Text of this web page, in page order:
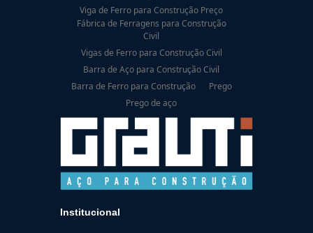
Viga de Ferro para Construção Preço
Fábrica de Ferragens para Construção
Civil
Vigas de Ferro para Construção Civil
Barra de Aço para Construção Civil
Barra de Ferro para Construção
Prego
Prego de aço
Institucional